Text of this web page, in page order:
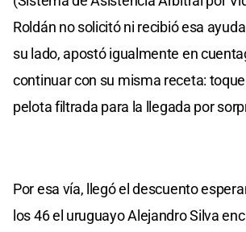
Roldán no solicitó ni recibió esa
su lado, apostó igualmente en
continuar con su misma receta:
pelota filtrada para la llegada por
Por esa vía, llegó el descuento
los 46 el uruguayo Alejandro Silva